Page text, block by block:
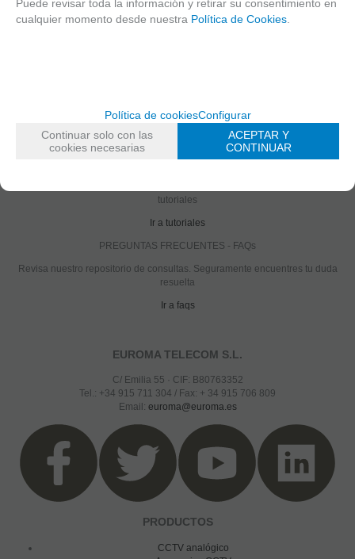
AÑADIR A
CESTA
AÑADIR A
CESTA
AÑADIR A
CESTA
Regístrate ahora y empieza a disfrutar de precios y servicios exclusivos
Ir al registro
tutoriales
Ir a tutoriales
PREGUNTAS FRECUENTES - FAQs
Revisa nuestro repositorio de consultas. Seguramente encuentres tu duda
resuelta
Ir a faqs
EUROMA TELECOM S.L.
C/ Emilia 55 · CIF: B80763352
Tel.: +34 915 711 304 / Fax: + 34 915 706 809
Email: euroma@euroma.es
PRODUCTOS
CCTV analógico
Puede revisar toda la información y retirar su consentimiento en
cualquier momento desde nuestra Política de Cookies
Política de cookiesConfigurar
Continuar solo con las
cookies necesarias
ACEPTAR Y
CONTINUAR